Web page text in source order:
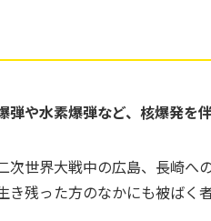
弾や水素爆弾など、核爆発を
世界大戦中の広島、長崎へ
残った方のなかにも被ばく